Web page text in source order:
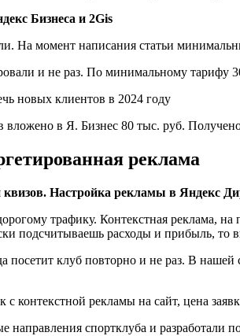
Бизнеса и 2Gis
На момент написания статьи
и не раз. По минимальному тарифу
вложено в Я. Бизнес 80 тыс. руб.
реклама
квизов. Настройка рекламы в Яндекс
трафику. Контекстная реклама,
подсчитываешь расходы и прибыль, то
посетит клуб повторно и не раз. В
контекстной рекламы на сайт, цена
спортклуба и разработали